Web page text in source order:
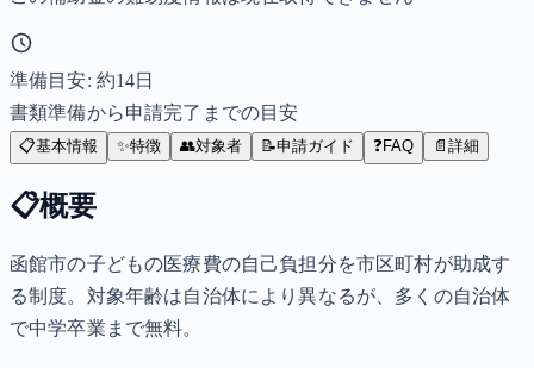
準備目安: 約14日
書類準備から申請完了までの目安
📋基本情報 ✨特徴 👥対象者 📝申請ガイド ❓FAQ 📄 詳細
📋概要
函館市の子どもの医療費の自己負担分を市区町村が助成す
る制度。対象年齢は自治体により異なるが、多くの自治体
で中学卒業まで無料。